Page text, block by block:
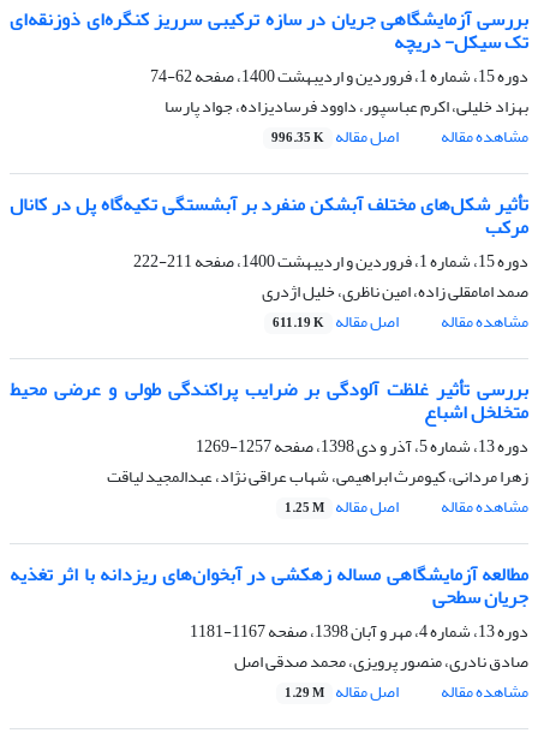
بررسی آزمایشگاهی جریان در سازه ترکیبی سرریز کنگره‌ای ذوزنقه‌ای
تک سیکل- دریچه
دوره 15، شماره 1، فروردین و اردیبهشت 1400، صفحه
62-74
بهزاد خلیلی، اکرم عباسپور، داوود فرسادیزاده، جواد پارسا
مشاهده مقاله
اصل مقاله 996.35 K
تأثیر شکل‌های مختلف آبشکن‌‌ منفرد بر آبشستگی تکیه‌گاه پل در کانال
مرکب
دوره 15، شماره 1، فروردین و اردیبهشت 1400، صفحه
211-222
صمد امامقلی زاده، امین ناظری، خلیل اژدری
مشاهده مقاله
اصل مقاله 611.19 K
بررسی تأثیر غلظت آلودگی بر ضرایب پراکندگی طولی و عرضی محیط
متخلخل اشباع
دوره 13، شماره 5، آذر و دی 1398، صفحه
1257-1269
زهرا مردانی، کیومرث ابراهیمی، شهاب عراقی نژاد، عبدالمجید لیاقت
مشاهده مقاله
اصل مقاله 1.25 M
مطالعه آزمایشگاهی مساله زهکشی در آبخوان‌های ریزدانه با اثر تغذیه
جریان سطحی
دوره 13، شماره 4، مهر و آبان 1398، صفحه
1167-1181
صادق نادری، منصور پرویزی، محمد صدقی اصل
مشاهده مقاله
اصل مقاله 1.29 M